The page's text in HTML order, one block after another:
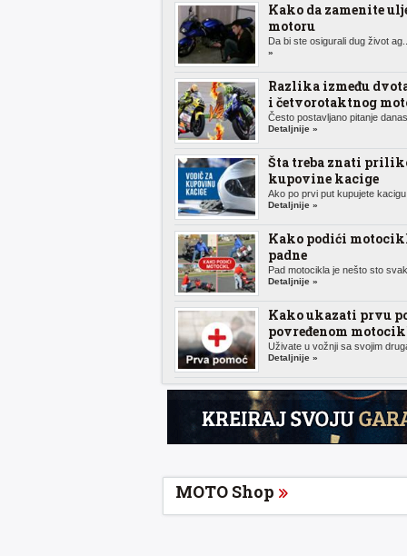
Kako da zamenite
motoru
Da bi ste osigurali dug život
»
Razlika između
i četvorotaktnog
Često postavljano pitanje
Detaljnije »
Šta treba znati
kupovine kacige
Ako po prvi put kupujete
Detaljnije »
Kako podići
padne
Pad motocikla je nešto sto
Detaljnije »
Kako ukazati prvu
povređenom
Uživate u vožnji sa svojim
Detaljnije »
MOTO Shop